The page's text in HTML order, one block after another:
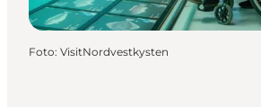
Foto: VisitNordvestkysten